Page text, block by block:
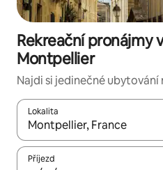
Rekreační pronájmy
Montpellier
Najdi si jedinečné ubytování
Lokalita
Až budou výsledky k
Příjezd